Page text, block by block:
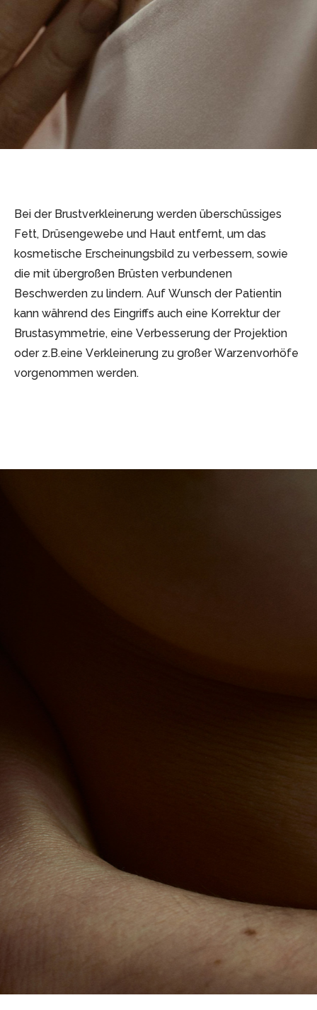
Bei der Brustverkleinerung werden überschüssiges
Fett, Drüsengewebe und Haut entfernt, um das
kosmetische Erscheinungsbild zu verbessern, sowie
die mit übergroßen Brüsten verbundenen
Beschwerden zu lindern. Auf Wunsch der Patientin
kann während des Eingriffs auch eine Korrektur der
Brustasymmetrie, eine Verbesserung der Projektion
oder z.B.eine Verkleinerung zu großer Warzenvorhöfe
vorgenommen werden.